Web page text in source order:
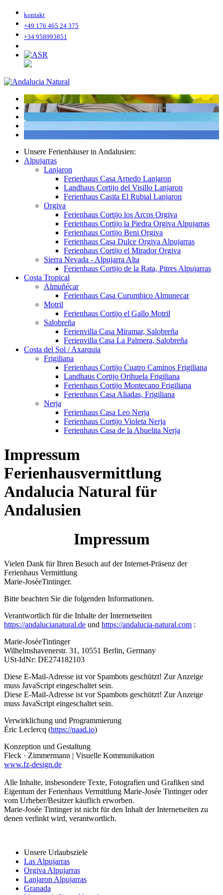
kontakt
+49 176 465 24 375
+34 958993851
Unsere Ferienhäuser in Andalusien:
Alpujarras
Lanjaron
Ferienhaus Casa Arnedo Lanjaron
Landhaus Cortijo del Visillo Lanjaron
Ferienhaus Casita El Rubial Lanjaron
Orgiva
Ferienhaus Cortijo los Arcos Orgiva
Ferienhaus Cortijo la Piedra Orgiva Alpujarras
Ferienhaus Cortijo Beni Orgiva
Ferienhaus Casa Dulce Orgiva Alpujarras
Ferienhaus Cortijo el Mirador Orgiva
Sierra Nevada - Alpujarra Alta
Ferienhaus Cortijo de la Rata, Pitres Alpujarras
Costa Tropical
Almuñécar
Ferienhaus Casa Curumbico Almunecar
Motril
Ferienhaus Cortijo el Gallo Motril
Salobreña
Ferienvilla Casa Miramar, Salobreña
Ferienvilla Casa La Palmera, Salobreña
Costa del Sol / Axarquia
Frigiliana
Ferienhaus Cortijo Cuatro Caminos Frigiliana
Landhaus Cortijo Orihuela Frigiliana
Ferienhaus Cortijo Montecano Frigiliana
Ferienhaus Casa Aliadas, Frigiliana
Nerja
Ferienhaus Casa Leo Nerja
Ferienhaus Cortijo Violeta Nerja
Ferienhaus Casa de la Abuelita Nerja
Impressum
Ferienhausvermittlung
Andalucia Natural für
Andalusien
Impressum
Vielen Dank für Ihren Besuch auf der Internet-Präsenz der
Ferienhaus Vermittlung
Marie-JoséeTintinger.
Bitte beachten Sie die folgenden Informationen.
Verantwortlich für die Inhalte der Internetseiten
https://andalucianatural.de und https://andalucia-natural.com :
Marie-JoséeTintinger
Wilhelmshavenerstr. 31, 10551 Berlin, Germany
USt-IdNr: DE274182103
Diese E-Mail-Adresse ist vor Spambots geschützt! Zur Anzeige
muss JavaScript eingeschaltet sein.
Diese E-Mail-Adresse ist vor Spambots geschützt! Zur Anzeige
muss JavaScript eingeschaltet sein.
Verwirklichung und Programmierung
Éric Leclercq (https://naad.io)
Konzeption und Gestaltung
Fleck · Zimmermann | Visuelle Kommunikation
www.fz-design.de
Alle Inhalte, insbesondere Texte, Fotografien und Grafiken sind
Eigentum der Ferienhaus Vermittlung Marie-Josée Tintinger oder
vom Urheber/Besitzer käuflich erworben.
Marie-Josée Tintinger ist nicht für den Inhalt der Internetseiten zu
denen verlinkt wird, verantwortlich.
Unsere Urlaubsziele
Las Alpujarras
Orgiva Alpujarras
Lanjaron Alpujarras
Granada